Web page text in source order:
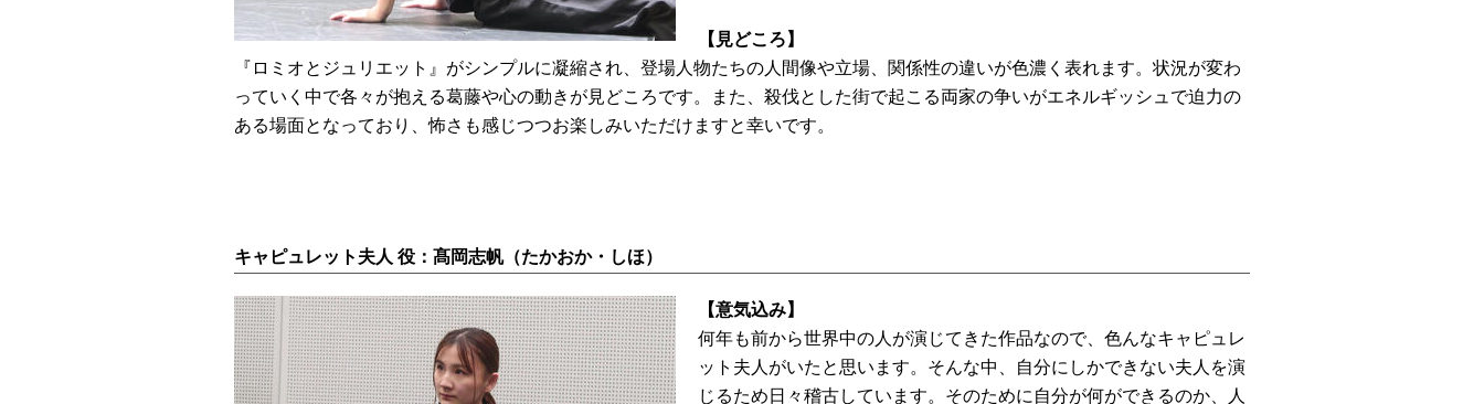
【見どころ】
『ロミオとジュリエット』がシンプルに凝縮され、登場人物たちの人間像や立場、関係性の違いが色濃く表れます。状況が変わ
っていく中で各々が抱える葛藤や心の動きが見どころです。また、殺伐とした街で起こる両家の争いがエネルギッシュで迫力の
ある場面となっており、怖さも感じつつお楽しみいただけますと幸いです。
キャピュレット夫人 役：髙岡志帆（たかおか・しほ）
【意気込み】
何年も前から世界中の人が演じてきた作品なので、色んなキャピュレ
ット夫人がいたと思います。そんな中、自分にしかできない夫人を演
じるため日々稽古しています。そのために自分が何ができるのか、人